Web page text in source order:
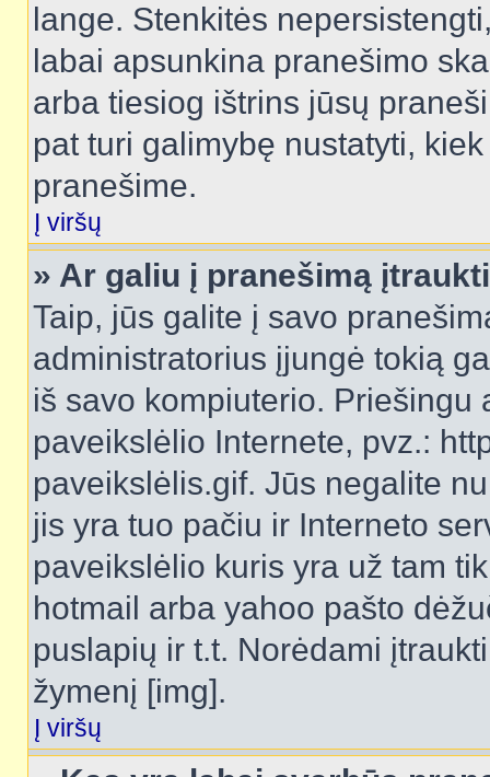
lange. Stenkitės
labai apsunkina pranešimo
arba tiesiog ištrins jūsų
pat turi galimybę nustatyti,
pranešime.
Į viršų
» Ar galiu į pranešimą
Taip, jūs galite į savo
administratorius įjungė tokią
iš savo kompiuterio.
paveikslėlio Internete, pvz.:
paveikslėlis.gif. Jūs negalite
jis yra tuo pačiu ir Interneto
paveikslėlio kuris yra už tam
hotmail arba yahoo pašto
puslapių ir t.t. Norėdami
žymenį [img].
Į viršų